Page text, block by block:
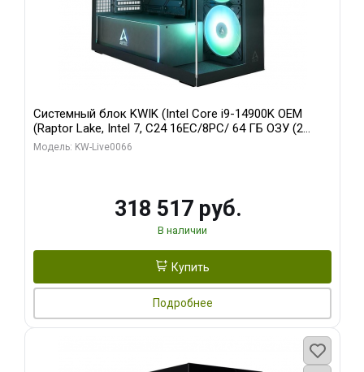
Системный блок KWIK (Intel Core i9-14900K OEM
(Raptor Lake, Intel 7, C24 16EC/8PC/ 64 ГБ ОЗУ (2
модуля)/ Gigabyte RTX5080 XTREME WATERFORCE
Модель: KW-Live0066
318 517 руб.
В наличии
Купить
Подробнее